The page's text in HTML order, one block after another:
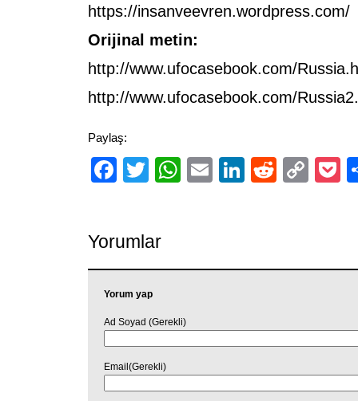
https://insanveevren.wordpress.com/
Orijinal metin:
http://www.ufocasebook.com/
http://www.ufocasebook.com/
Paylaş:
Facebook
TwitterWhatsApp
EmailLinkedIn
Reddit
Yorumlar
Yorum yap
Ad Soyad (Gerekli)
Email(Gerekli)